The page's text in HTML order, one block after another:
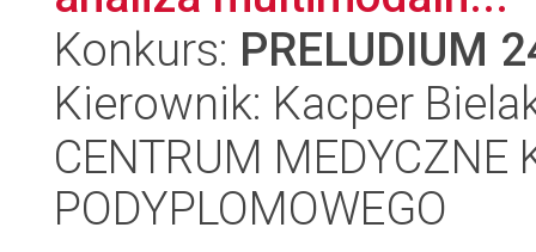
Konkurs: PRELUDIUM
Kierownik: Kacper
CENTRUM MEDYCZNE
PODYPLOMOWEGO